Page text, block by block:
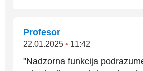
Profesor
22.01.2025 • 11:42
"Nadzorna funkcija